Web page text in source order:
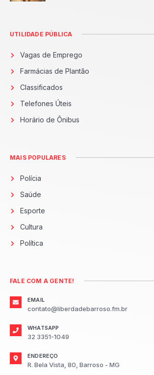
UTILIDADE PÚBLICA
Vagas de Emprego
Farmácias de Plantão
Classificados
Telefones Úteis
Horário de Ônibus
MAIS POPULARES
Polícia
Saúde
Esporte
Cultura
Política
FALE COM A GENTE!
EMAIL
contato@liberdadebarroso.fm.br
WHATSAPP
32 3351-1049
ENDEREÇO
R. Bela Vista, 80, Barroso - MG